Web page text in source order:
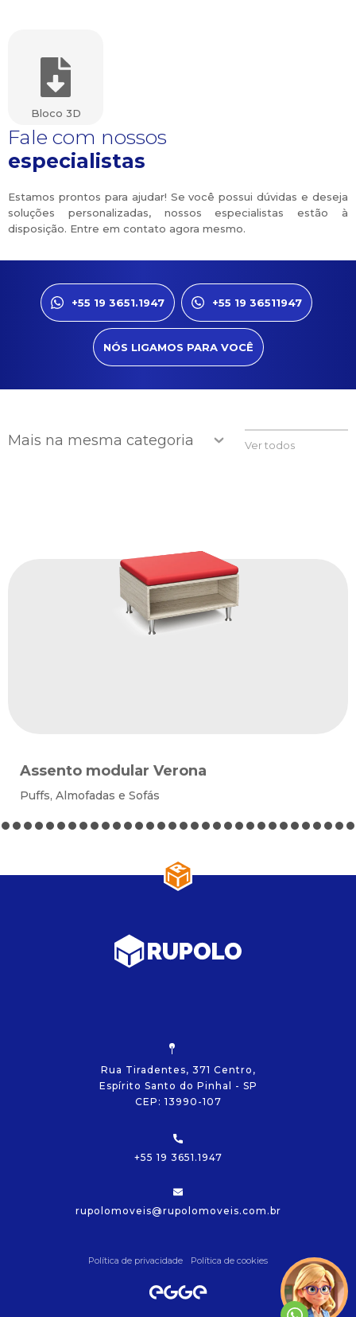
Bloco 3D
Fale com nossos
especialistas
Estamos prontos para ajudar! Se você possui dúvidas e deseja
soluções personalizadas, nossos especialistas estão à
disposição. Entre em contato agora mesmo.
+55 19 3651.1947 +55 19 36511947
NÓS LIGAMOS PARA VOCÊ
Mais na mesma categoria Ver todos
Assento modular Verona
Puffs, Almofadas e Sofás
Precisamos de algumas
Rua Tiradentes, 371 Centro,
Espírito Santo do Pinhal - SP
CEP: 13990-107
+55 19 3651.1947
rupolomoveis@rupolomoveis.com.br
Política de privacidade Política de cookies